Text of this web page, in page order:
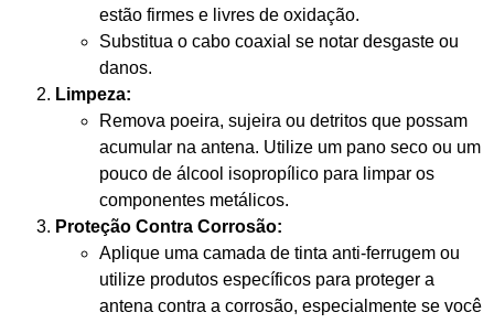
estão firmes e livres de oxidação.
Substitua o cabo coaxial se notar desgaste ou
danos.
Limpeza:
Remova poeira, sujeira ou detritos que possam
acumular na antena. Utilize um pano seco ou um
pouco de álcool isopropílico para limpar os
componentes metálicos.
Proteção Contra Corrosão:
Aplique uma camada de tinta anti-ferrugem ou
utilize produtos específicos para proteger a
antena contra a corrosão, especialmente se você